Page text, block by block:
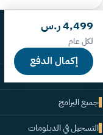
4,499 ر.س
لكل عام
إكمال الدفع
روابط سريعة
الرئيسية
من نحن
جميع البرامج
التسجيل في الدبلومات